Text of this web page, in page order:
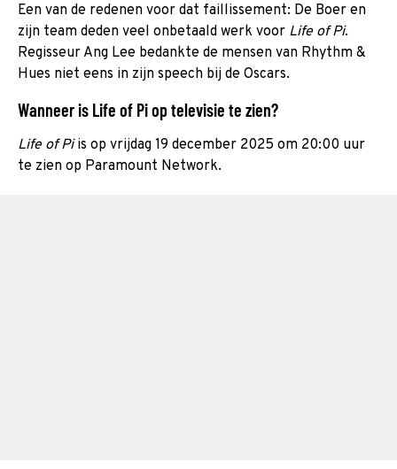
Een van de redenen voor dat faillissement: De Boer en
zijn team deden veel onbetaald werk voor Life of Pi.
Regisseur Ang Lee bedankte de mensen van Rhythm &
Hues niet eens in zijn speech bij de Oscars.
Wanneer is Life of Pi op televisie te zien?
Life of Piis op vrijdag 19 december 2025 om 20:00 uur
te zien op Paramount Network.